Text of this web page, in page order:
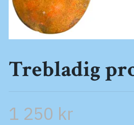
Trebladig
1 250 kr